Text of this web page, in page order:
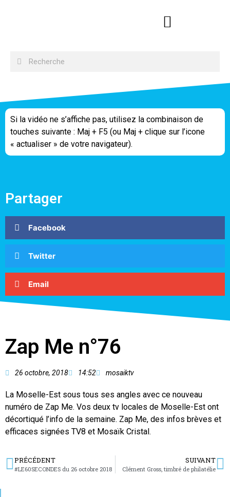
Si la vidéo ne s’affiche pas, utilisez la combinaison de
touches suivante : Maj + F5 (ou Maj + clique sur l’icone
« actualiser » de votre navigateur).
Partager
Facebook
Twitter
Email
Zap Me n°76
26 octobre, 2018 14:52 mosaiktv
La Moselle-Est sous tous ses angles avec ce nouveau
numéro de Zap Me. Vos deux tv locales de Moselle-Est ont
décortiqué l’info de la semaine. Zap Me, des infos brèves et
efficaces signées TV8 et Mosaïk Cristal.
PRÉCÉDENT
#LE60SECONDES du 26 octobre 2018
SUIVANT
Clément Gross, timbré de philatélie